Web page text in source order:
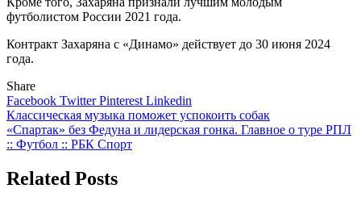
футболистом России 2021 года.
Контракт Захаряна с «Динамо» действует до 30 июня 2024
года.
Share
Facebook TwitterPinterest Linkedin
Навигация
по
Классическая музыка поможет успокоить собак
«Спартак» без Федуна и лидерская гонка. Главное о туре РПЛ
:: Футбол :: РБК Спорт
Related Posts